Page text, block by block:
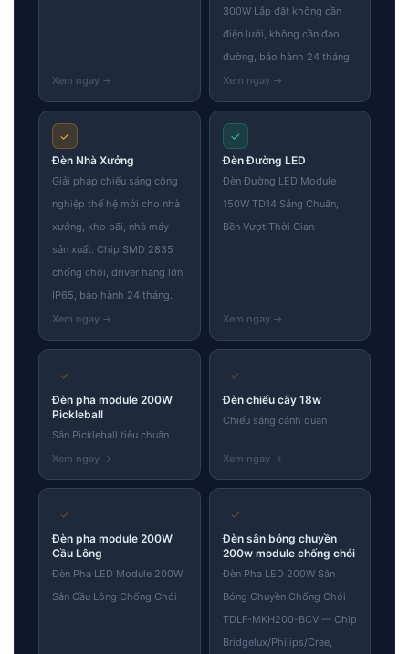
300W Lắp đặt không cần
điện lưới, không cần đào
đường, bảo hành 24 tháng.
✓
Đèn Nhà Xưởng
Giải pháp chiếu sáng công
nghiệp thế hệ mới cho nhà
xưởng, kho bãi, nhà máy
sản xuất. Chip SMD 2835
chống chói, driver hãng lớn,
IP65, bảo hành 24 tháng.
✓
Đèn Đường LED
Đèn Đường LED Module
150W TD14 Sáng Chuẩn,
Bền Vượt Thời Gian
✓
Đèn pha module 200W
Pickleball
Sân Pickleball tiêu chuẩn
✓
Đèn chiếu cây 18w
Chiếu sáng cảnh quan
✓
Đèn pha module 200W
Cầu Lông
Đèn Pha LED Module 200W
Sân Cầu Lông Chống Chói
✓
Đèn sân bóng chuyền
200w module chống chói
Đèn Pha LED 200W Sân
Bóng Chuyền Chống Chói
TDLF-MKH200-BCV — Chip
Bridgelux/Philips/Cree,